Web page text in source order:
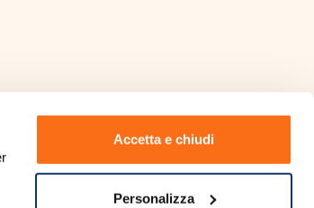
Accetta e chiudi
Personalizza
rilasciata